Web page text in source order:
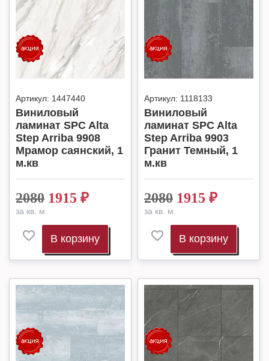
Артикул: 1447440
Виниловый
ламинат SPC Alta
Step Arriba 9908
Мрамор саянский, 1
м.кв
2080 1915 ₽
за кв. м.
В корзину
Артикул: 1118133
Виниловый
ламинат SPC Alta
Step Arriba 9903
Гранит Темный, 1
м.кв
2080 1915 ₽
за кв. м.
В корзину